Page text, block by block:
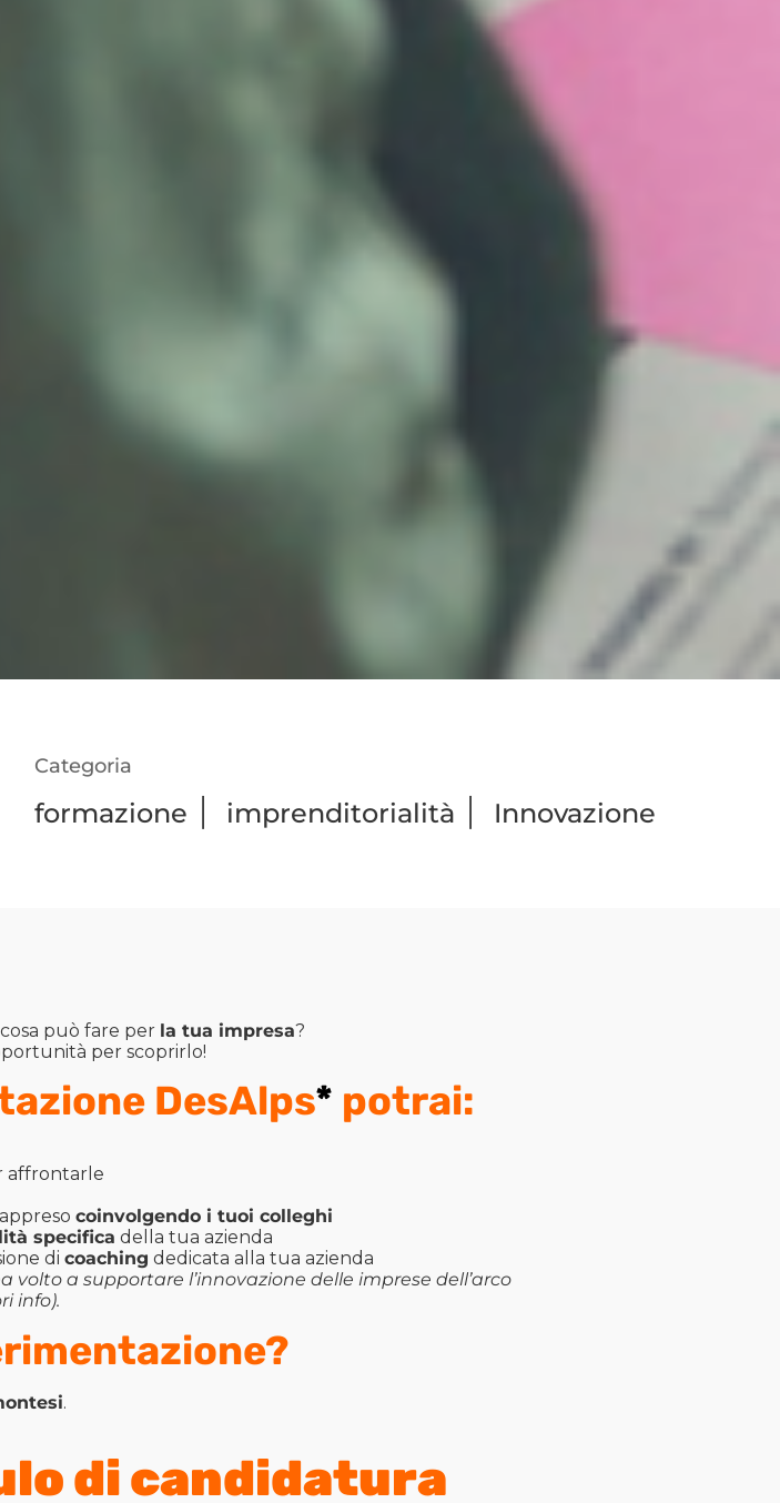
Categoria
formazione imprenditorialità Innovazione
può fare per la tua impresa?
per scoprirlo!
DesAlps* potrai:
affrontarle
coinvolgendo i tuoi colleghi
specifica della tua azienda
di coaching dedicata alla tua azienda
a supportare l’innovazione delle imprese dell’arco
info).
.
di candidatura